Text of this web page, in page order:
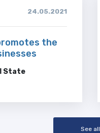
24.05.2021
the
State
See all